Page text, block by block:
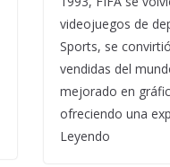
videojuegos de
Sports, se
vendidas del
mejorado en
ofreciendo una
Leyendo